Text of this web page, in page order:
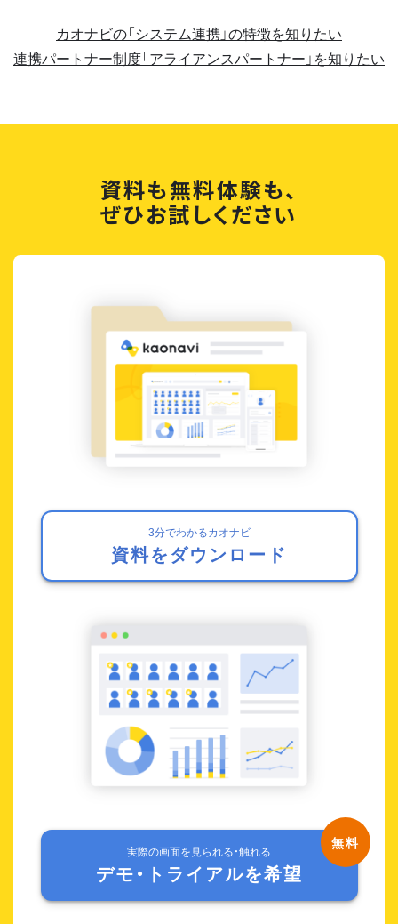
カオナビの「システム連携」の特徴を知りたい
連携パートナー制度「アライアンスパートナー」を知りたい
資料も無料体験も、
ぜひお試しください
3分でわかるカオナビ
資料をダウンロード
実際の画面を見られる・触れる
デモ・トライアルを希望